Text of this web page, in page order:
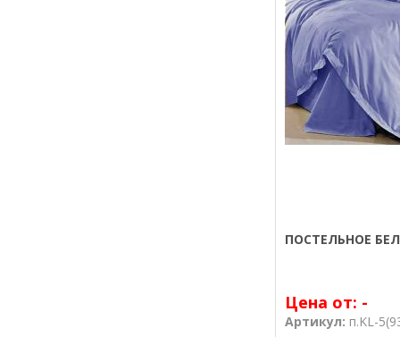
ПОСТЕЛЬНОЕ
Цена от: -
Артикул: п.KL-